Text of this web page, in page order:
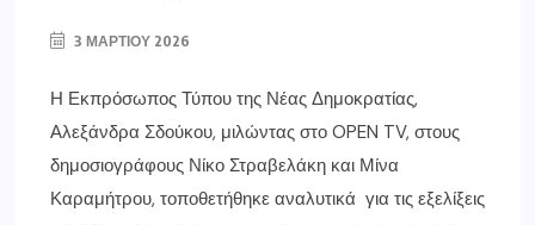
3 ΜΑΡΤΊΟΥ 2026
Η Εκπρόσωπος Τύπου της Νέας Δημοκρατίας,
Αλεξάνδρα Σδούκου, μιλώντας στο OPEN TV, στους
δημοσιογράφους Νίκο Στραβελάκη και Μίνα
Καραμήτρου, τοποθετήθηκε αναλυτικά για τις εξελίξεις